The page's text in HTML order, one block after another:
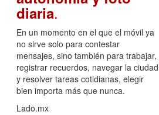
diaria.
En un momento en el que el móvil ya
no sirve solo para contestar
mensajes, sino también para trabajar,
registrar recuerdos, navegar la ciudad
y resolver tareas cotidianas, elegir
bien importa más que nunca.
Lado.mx